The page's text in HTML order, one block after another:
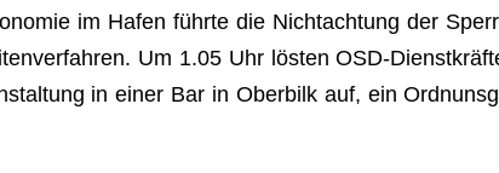
im Hafen führte die Nicht­ach­tung der
Um 1.05 Uhr lös­ten OSD-
in einer Bar in Ober­bilk auf, ein